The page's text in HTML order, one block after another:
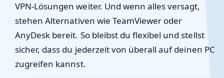
VPN-Lösungen weiter. Und wenn alles versagt,
stehen Alternativen wie TeamViewer oder
AnyDesk bereit. So bleibst du flexibel und stellst
sicher, dass du jederzeit von überall auf deinen PC
zugreifen kannst.